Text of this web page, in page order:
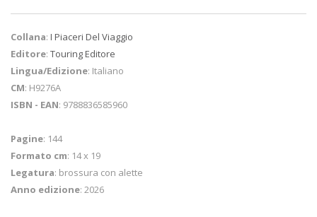
Collana: I Piaceri Del Viaggio
Editore: Touring Editore
Lingua/Edizione: Italiano
CM: H9276A
ISBN - EAN: 9788836585960
Pagine: 144
Formato cm: 14 x 19
Legatura: brossura con alette
Anno edizione: 2026